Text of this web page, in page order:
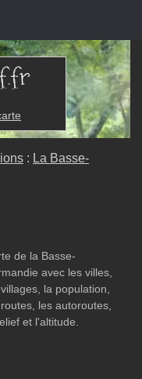
: La Basse-
de la Basse-
avec les villes,
la population,
les autoroutes,
et l'altitude.